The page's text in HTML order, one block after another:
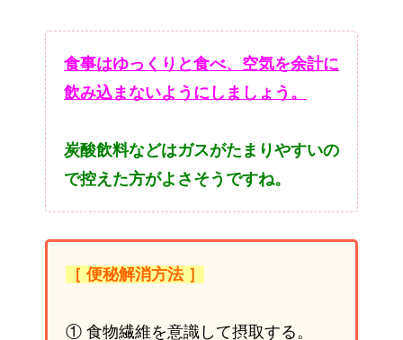
食事はゆっくりと食べ、空気を余計に
飲み込まないようにしましょう。
炭酸飲料などはガスがたまりやすいの
で控えた方がよさそうですね。
［ 便秘解消方法 ］
① 食物繊維を意識して摂取する。